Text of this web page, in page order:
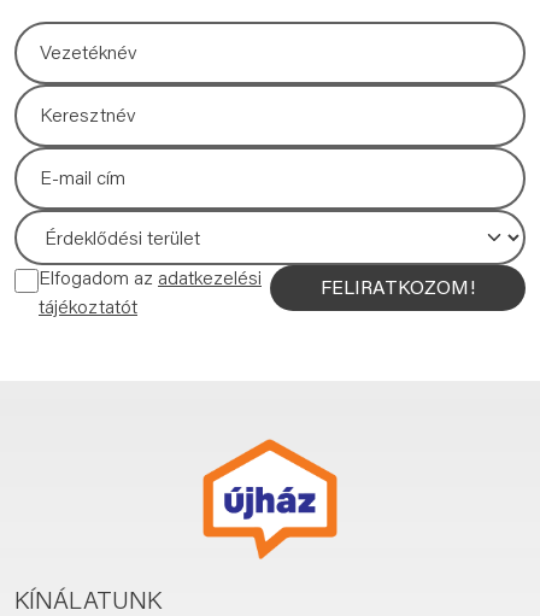
Elfogadom az adatkezelési
tájékoztatót
FELIRATKOZOM!
KÍNÁLATUNK